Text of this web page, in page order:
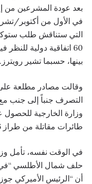
بعد عودة المشرعين من
في الأول من أكتوبر/
التي ستناقش طلب
60 اتفاقية دولية
بينها، حسبما تشير رويترز.
وقالت مصادر مطلعة على
التصرف جنباً إلى جنب
وزارة الخارجية
طائرات مقاتلة من طراز F-16 لتركيا بقيمة 20 مليار دولار.
في الوقت نفسه، تأمل
حلف شمال الأطلسي “في